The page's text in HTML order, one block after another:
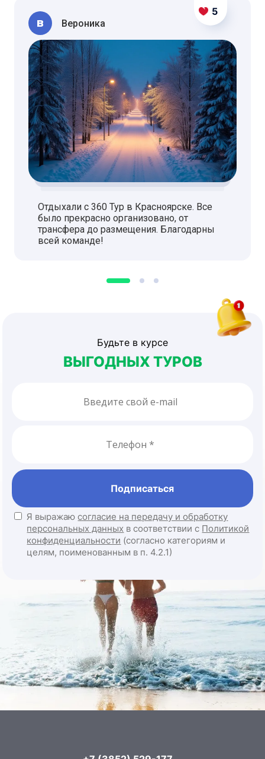
В Вероника
5
Отдыхали с 360 Тур в Красноярске. Все
было прекрасно организовано, от
трансфера до размещения. Благодарны
всей команде!
Будьте в курсе
ВЫГОДНЫХ ТУРОВ
Подписаться
Я выражаюсогласие на передачу и обработку
персональных данных в соответствии с Политикой
конфиденциальности (согласно категориям и
целям, поименованным в п. 4.2.1)